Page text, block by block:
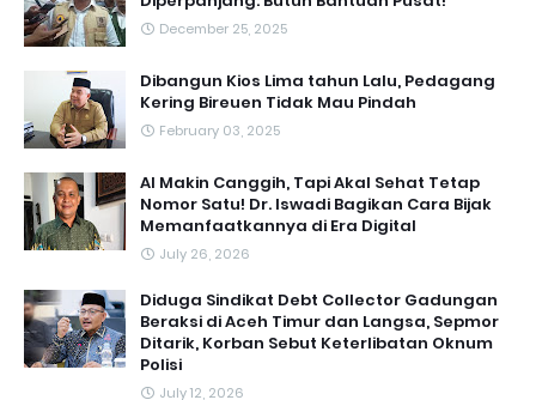
December 25, 2025
Dibangun Kios Lima tahun Lalu, Pedagang
Kering Bireuen Tidak Mau Pindah
February 03, 2025
AI Makin Canggih, Tapi Akal Sehat Tetap
Nomor Satu! Dr. Iswadi Bagikan Cara Bijak
Memanfaatkannya di Era Digital
July 26, 2026
Diduga Sindikat Debt Collector Gadungan
Beraksi di Aceh Timur dan Langsa, Sepmor
Ditarik, Korban Sebut Keterlibatan Oknum
Polisi
July 12, 2026